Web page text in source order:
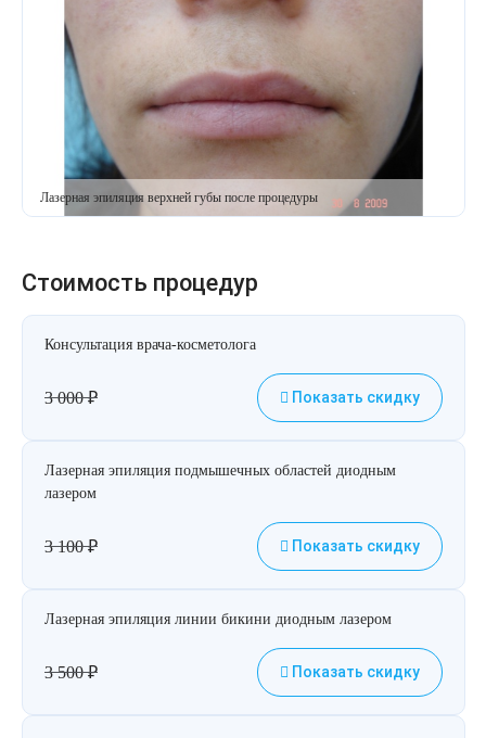
Лазерная эпиляция верхней губы после процедуры
Стоимость процедур
Консультация врача-косметолога
3 000₽ Показать скидку
Лазерная эпиляция подмышечных областей диодным
лазером
3 100₽ Показать скидку
Лазерная эпиляция линии бикини диодным лазером
3 500₽ Показать скидку